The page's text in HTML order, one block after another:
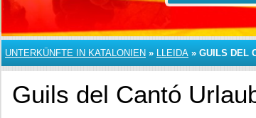
UNTERKÜNFTE IN KATALONIEN » LLEIDA » GUILS DEL
Guils del Cantó